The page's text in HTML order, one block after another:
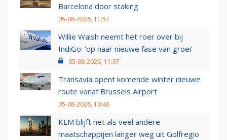
Barcelona door staking
05-08-2026, 11:57
Willie Walsh neemt het roer over bij
IndiGo: 'op naar nieuwe fase van groei'
05-08-2026, 11:37
Transavia opent komende winter nieuwe
route vanaf Brussels Airport
05-08-2026, 10:46
KLM blijft net als veel andere
maatschappijen langer weg uit Golfregio